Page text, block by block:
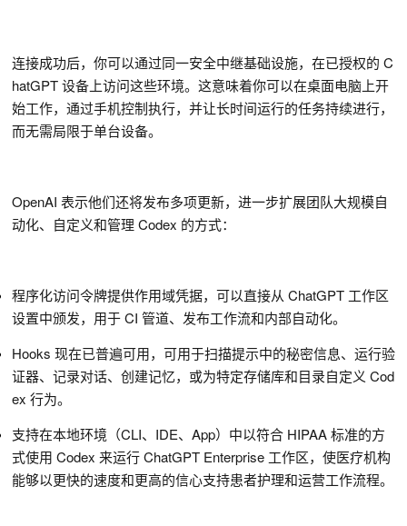
连接成功后，你可以通过同一安全中继基础设施，在已授权的 C
hatGPT 设备上访问这些环境。这意味着你可以在桌面电脑上开
始工作，通过手机控制执行，并让长时间运行的任务持续进行，
而无需局限于单台设备。
OpenAI 表示他们还将发布多项更新，进一步扩展团队大规模自
动化、自定义和管理 Codex 的方式：
程序化访问令牌提供作用域凭据，可以直接从 ChatGPT 工作区
设置中颁发，用于 CI 管道、发布工作流和内部自动化。
Hooks 现在已普遍可用，可用于扫描提示中的秘密信息、运行验
证器、记录对话、创建记忆，或为特定存储库和目录自定义 Cod
ex 行为。
支持在本地环境（CLI、IDE、App）中以符合 HIPAA 标准的方
式使用 Codex 来运行 ChatGPT Enterprise 工作区，使医疗机构
能够以更快的速度和更高的信心支持患者护理和运营工作流程。